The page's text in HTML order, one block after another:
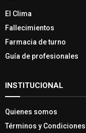
El Clima
Fallecimientos
Farmacia de turno
Guía de profesionales
INSTITUCIONAL
Quienes somos
Términos y Condiciones